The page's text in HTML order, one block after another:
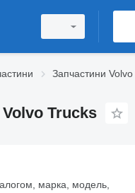
Запчастини
Trucks
марка, модель,